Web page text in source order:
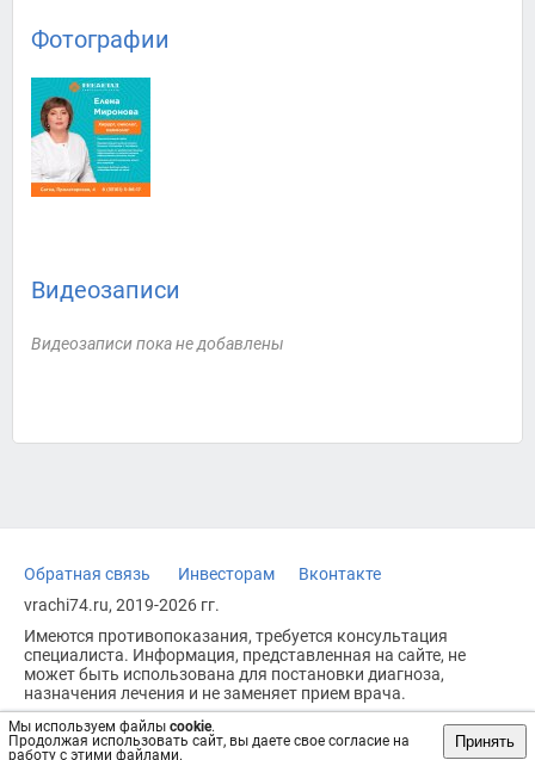
Мы используем файлы cookie.
Продолжая использовать сайт, вы даете свое согласие на
работу с этими файлами.
Принять
Фотографии
Видеозаписи
Видеозаписи пока не добавлены
Обратная связь Инвесторам
Вконтакте
vrachi74.ru, 2019-2026 гг.
Имеются противопоказания, требуется консультация
специалиста. Информация, представленная на сайте, не
может быть использована для постановки диагноза,
назначения лечения и не заменяет прием врача.
Возрастное ограничение: 18+